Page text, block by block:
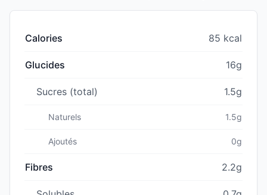
Calories 85 kcal
Glucides 16g
Sucres (total) 1.5g
Naturels 1.5g
Ajoutés 0g
Fibres 2.2g